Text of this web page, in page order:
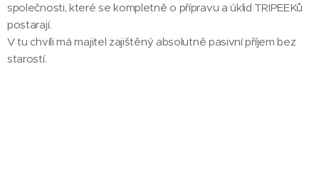
společnosti, které se kompletně o přípravu a úklid TRIPEEKů
postarají.
V tu chvíli má majitel zajištěný absolutně pasivní příjem bez
starostí.